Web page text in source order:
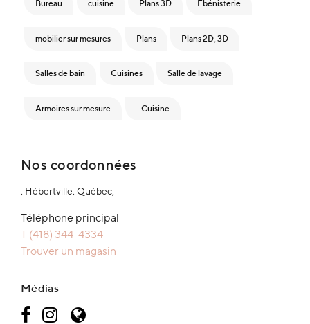
Bureau cuisine Plans 3D Ébénisterie
mobilier sur mesures Plans Plans 2D, 3D
Salles de bain Cuisines Salle de lavage
Armoires sur mesure - Cuisine
Nos coordonnées
, Hébertville, Québec,
Téléphone principal
T (418) 344-4334
Trouver un magasin
Médias